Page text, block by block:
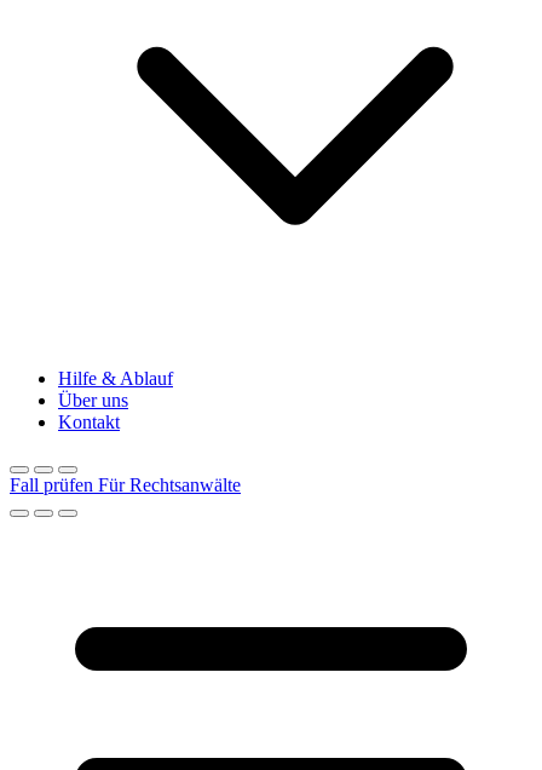
Hilfe & Ablauf
Über uns
Kontakt
Fall prüfen Für Rechtsanwälte